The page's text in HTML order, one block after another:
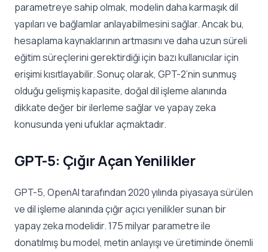
parametreye sahip olmak, modelin daha karmaşık dil
yapıları ve bağlamlar anlayabilmesini sağlar. Ancak bu,
hesaplama kaynaklarının artmasını ve daha uzun süreli
eğitim süreçlerini gerektirdiği için bazı kullanıcılar için
erişimi kısıtlayabilir. Sonuç olarak, GPT-2’nin sunmuş
olduğu gelişmiş kapasite, doğal dil işleme alanında
dikkate değer bir ilerleme sağlar ve yapay zeka
konusunda yeni ufuklar açmaktadır.
GPT-5: Çığır Açan Yenilikler
GPT-5, OpenAI tarafından 2020 yılında piyasaya sürülen
ve dil işleme alanında çığır açıcı yenilikler sunan bir
yapay zeka modelidir. 175 milyar parametre ile
donatılmış bu model, metin anlayışı ve üretiminde önemli